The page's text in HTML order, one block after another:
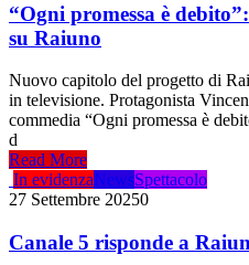
“Ogni promessa è
su Raiuno
Nuovo capitolo del progetto di
in televisione. Protagonista
commedia “Ogni promessa è
d
Read More
In evidenzaNewsSpettacolo
27 Settembre 20250
Canale 5 risponde a